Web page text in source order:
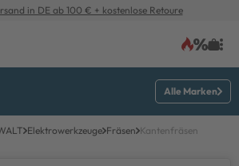
in DE ab 100 € + kostenlose Retoure
Alle Marken
Elektrowerkzeuge Fräsen Kantenfräsen